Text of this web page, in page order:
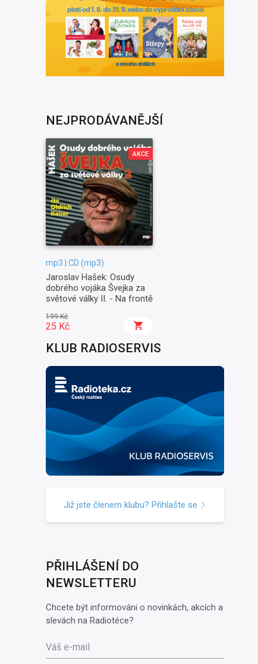
NEJPRODÁVANĚJŠÍ
AKCE
mp3 | CD (mp3)
Jaroslav Hašek: Osudy
dobrého vojáka Švejka za
světové války II. - Na frontě
199 Kč
25 Kč
KLUB RADIOSERVIS
Již jste členem klubu? Přihlašte se
PŘIHLÁŠENÍ DO
NEWSLETTERU
Chcete být informováni o novinkách, akcích a
slevách na Radiotéce?
Váš e-mail